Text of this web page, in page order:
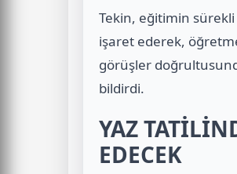
Tekin, eğitimin
işaret ederek,
görüşler
bildirdi.
YAZ
EDECEK